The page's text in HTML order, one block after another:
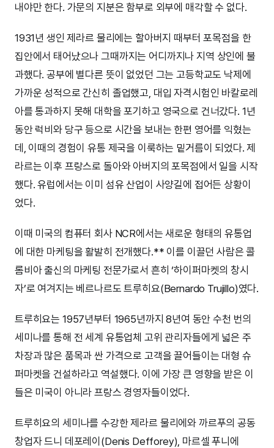
내야만 한다. 가문의 지분은 함부로 외부에 매각할 수 없다.
1931년 생인 제라르 물리에는 할아버지 때부터 포목점을 한
집안에서 태어났으나 그때까지는 어디까지나 지역 상인에 불
과했다. 공부에 별다른 뜻이 없었던 그는 고등학교도 낙제에
가까운 성적으로 간신히 졸업했고, 대입 자격시험인 바칼로레
아를 통과하지 못해 대학을 포기하고 영국으로 건너갔다. 1년
동안 럭비와 당구 등으로 시간을 보내는 한편 영어를 익혔는
데, 이때의 경험이 유통 제국을 이룩하는 밑거름이 되었다. 제
라르는 이후 프랑스로 돌아와 아버지의 포목점에서 일을 시작
했다. 유럽에서는 이미 섬유 산업이 사양길에 접어든 상황이
었다.
이때 미국의 컴퓨터 회사 NCR에서는 새로운 형태의 유통업
에 대한 마케팅을 활발히 전개했다.** 이를 이끌던 사람은 콜
롬비아 출신의 마케팅 전문가로서 흔히 ‘하이퍼마켓의 창시
자’로 여겨지는 베르나르도 트루히요(Bernardo Trujillo)였다.
트루히요는 1957년부터 1965년까지 8년여 동안 수천 번의
세미나를 통해 전 세계 유통업체 고위 관리자들에게 넓은 주
차장과 많은 품목과 싼 가격으로 고객을 끌어들이는 대형 슈
퍼마켓을 건설하라고 역설했다. 이에 가장 큰 영향을 받은 이
들은 미국이 아니라 프랑스 경영자들이었다.
트루히요의 세미나를 수강한 제라르 물리에와 까르푸의 공동
창업자 드니 데포레이(Denis Defforey), 마르셀 푸니에